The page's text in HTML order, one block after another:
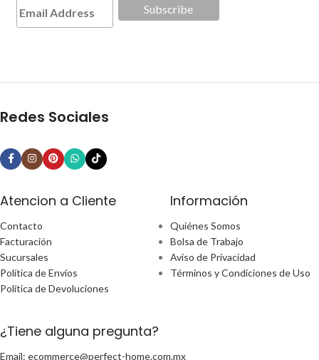
Redes Sociales
Atencion a Cliente
Contacto
Facturación
Sucursales
Política de Envíos
Política de Devoluciones
Información
Quiénes Somos
Bolsa de Trabajo
Aviso de Privacidad
Términos y Condiciones de Uso
¿Tiene alguna pregunta?
Email: ecommerce@perfect-home.com.mx